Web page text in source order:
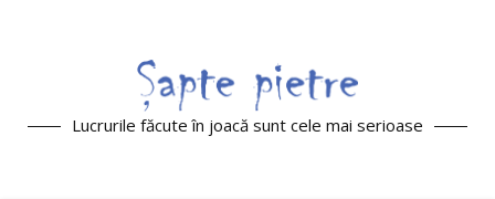
Lucrurile făcute în joacă sunt cele mai serioase